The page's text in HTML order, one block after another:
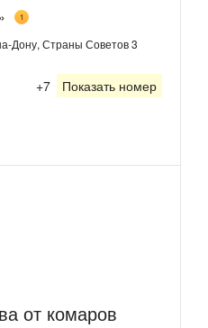
1
Дону, Страны Советов 3
+7 Показать номер
от комаров